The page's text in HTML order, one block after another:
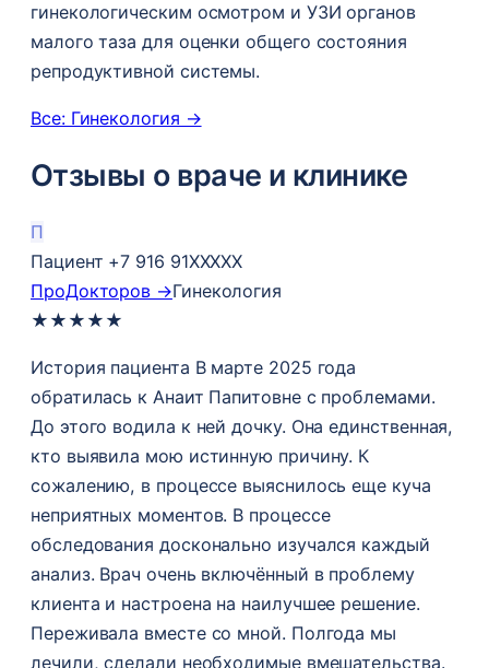
гинекологическим осмотром и УЗИ органов
малого таза для оценки общего состояния
репродуктивной системы.
Все: Гинекология →
Отзывы о враче и клинике
П
Пациент +7 916 91XXXXX
ПроДокторов →Гинекология
★ ★ ★ ★ ★
История пациента В марте 2025 года
обратилась к Анаит Папитовне с проблемами.
До этого водила к ней дочку. Она единственная,
кто выявила мою истинную причину. К
сожалению, в процессе выяснилось еще куча
неприятных моментов. В процессе
обследования досконально изучался каждый
анализ​. Врач очень включённый в проблему
клиента и настроена на наилучшее решение.
Переживала вместе со мной. Полгода мы
лечили, сделали необходимые вмешательства.